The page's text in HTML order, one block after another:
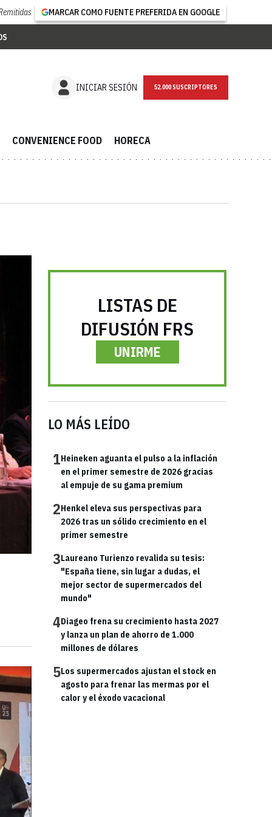
MARCAR COMO FUENTE PREFERIDA EN GOOGLE
INICIAR SESIÓN NEWSLETTER
CONVENIENCE FOOD HORECA
LISTAS DE
DIFUSIÓN FRS
UNIRME
LO MÁS LEÍDO
1Heineken aguanta el pulso a la inflación
en el primer semestre de 2026 gracias
al empuje de su gama premium
2Henkel eleva sus perspectivas para
2026 tras un sólido crecimiento en el
primer semestre
3Laureano Turienzo revalida su tesis:
"España tiene, sin lugar a dudas, el
mejor sector de supermercados del
mundo"
4Diageo frena su crecimiento hasta 2027
y lanza un plan de ahorro de 1.000
millones de dólares
5Los supermercados ajustan el stock en
agosto para frenar las mermas por el
calor y el éxodo vacacional